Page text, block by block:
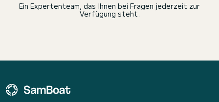
Ein Expertenteam, das Ihnen bei Fragen jederzeit zur
Verfügung steht.